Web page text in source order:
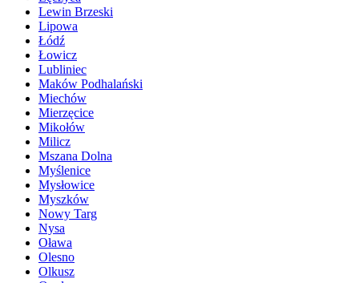
Lewin Brzeski
Lipowa
Łódź
Łowicz
Lubliniec
Maków Podhalański
Miechów
Mierzęcice
Mikołów
Milicz
Mszana Dolna
Myślenice
Mysłowice
Myszków
Nowy Targ
Nysa
Oława
Olesno
Olkusz